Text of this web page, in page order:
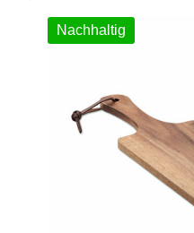
Nachhaltig